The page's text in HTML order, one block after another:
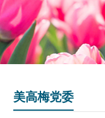
美高梅党委